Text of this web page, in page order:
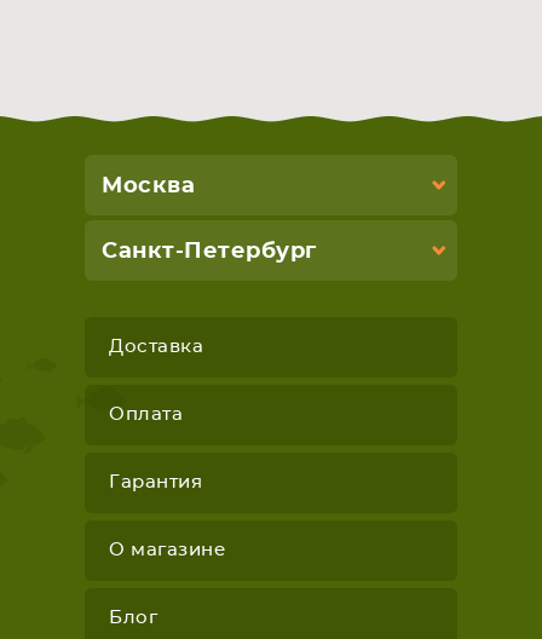
Москва
Санкт-Петербург
Доставка
Оплата
Гарантия
О магазине
Блог